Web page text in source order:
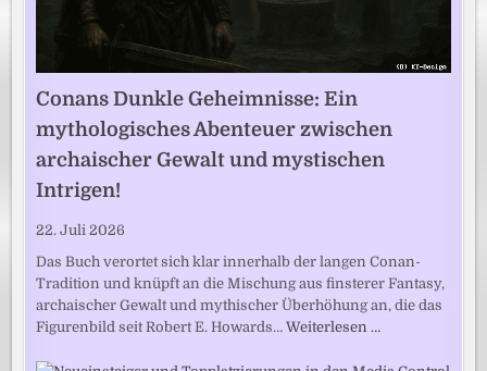
Conans Dunkle Geheimnisse: Ein
mythologisches Abenteuer zwischen
archaischer Gewalt und mystischen
Intrigen!
22. Juli 2026
Das Buch verortet sich klar innerhalb der langen Conan-
Tradition und knüpft an die Mischung aus finsterer Fantasy,
archaischer Gewalt und mythischer Überhöhung an, die das
Figurenbild seit Robert E. Howards…Weiterlesen …